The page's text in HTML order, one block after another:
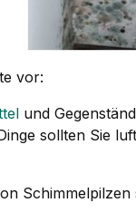
vor:
und
sollten Sie